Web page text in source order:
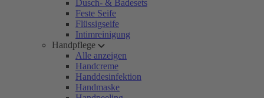
Dusch- & Badesets
Feste Seife
Flüssigseife
Intimreinigung
Handpflege
Alle anzeigen
Handcreme
Handdesinfektion
Handmaske